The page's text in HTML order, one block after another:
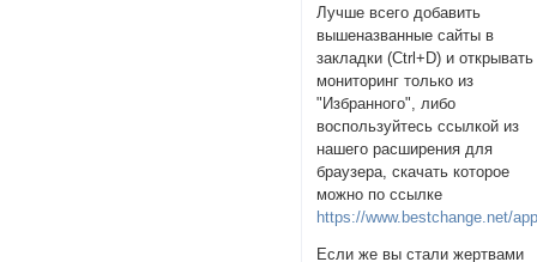
Лучше всего добавить
вышеназванные сайты в
закладки (Ctrl+D) и открывать
мониторинг только из
"Избранного", либо
воспользуйтесь ссылкой из
нашего расширения для
браузера, скачать которое
можно по ссылке
https://www.bestchange.net/
Если же вы стали жертвами